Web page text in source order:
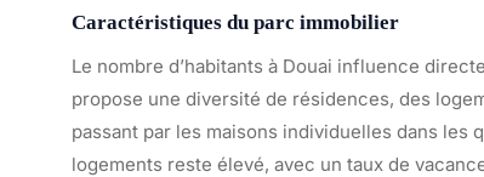
Caractéristiques du parc immobilier
Le nombre d’habitants à Douai influence
propose une diversité de résidences, des
passant par les maisons individuelles dans les
logements reste élevé, avec un taux de